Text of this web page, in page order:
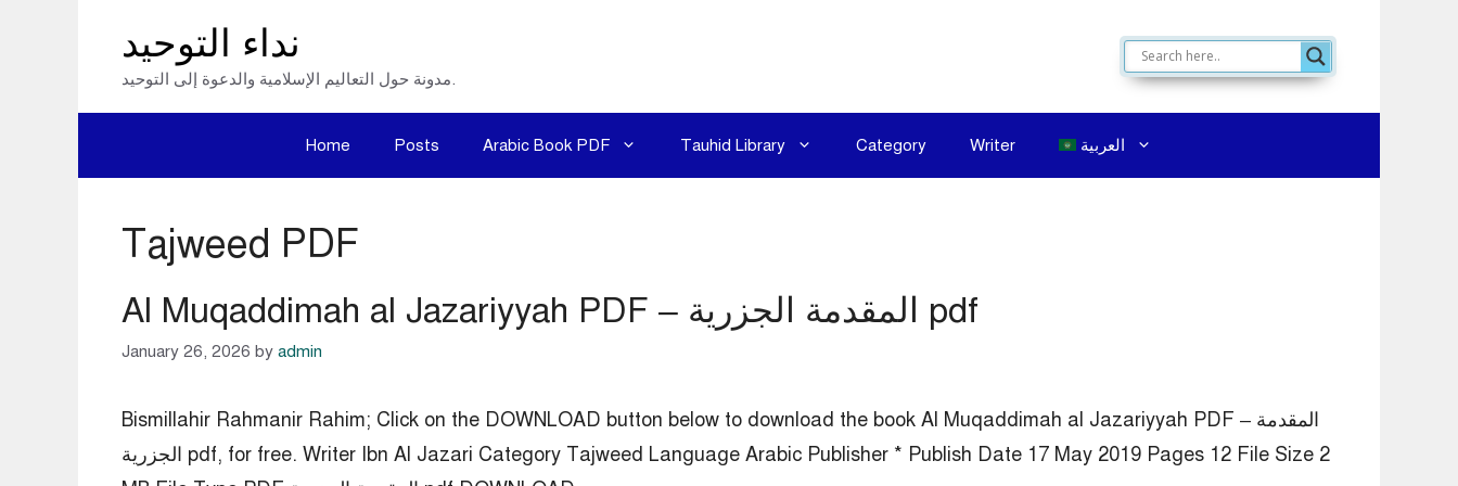
نداء التوحيد
مدونة حول التعاليم الإسلامية والدعوة إلى التوحيد.
Home Posts Arabic Book PDF Tauhid Library Category Writer العربية
Tajweed PDF
Al Muqaddimah al Jazariyyah PDF – المقدمة الجزرية pdf
January 26, 2026 by admin
Bismillahir Rahmanir Rahim; Click on the DOWNLOAD button below to download the book Al Muqaddimah al Jazariyyah PDF – المقدمة
الجزرية pdf, for free. Writer Ibn Al Jazari Category Tajweed Language Arabic Publisher * Publish Date 17 May 2019 Pages 12 File Size 2